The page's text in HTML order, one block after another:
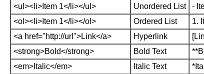
<ul><li>Item 1</li></ul>
Unordered List
-
<ol><li>Item 1</li></ol>
Ordered List
1.
<a href="http://url">Link</a>
Hyperlink
<strong>Bold</strong>
Bold Text
<em>Italic</em>
Italic Text